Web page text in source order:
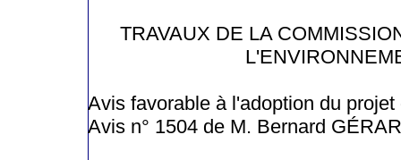
TRAVAUX DE LA
Avis favorable à l'adoption du
Avis n° 1504 de M. Bernard